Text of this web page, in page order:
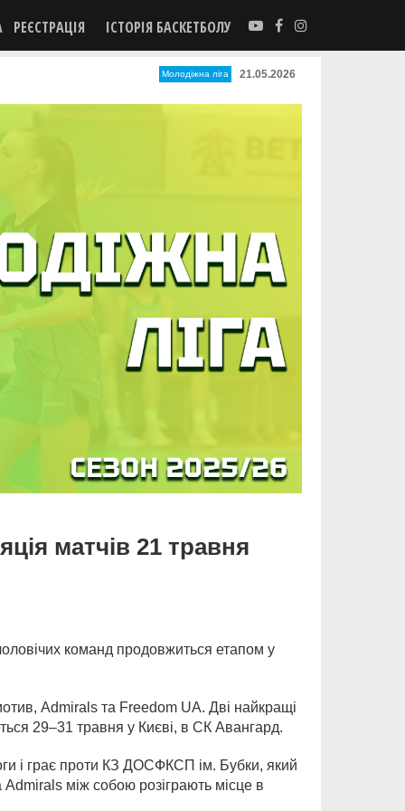
РЕЄСТРАЦІЯ ІСТОРІЯ БАСКЕТБОЛУ
Молодіжна ліга 21.05.2026
матчів 21 травня
команд продовжиться етапом у
Admirals та Freedom UA. Дві найкращі
29–31 травня у Києві, в СК Авангард.
і грає проти КЗ ДОСФКСП ім. Бубки, який
між собою розіграють місце в